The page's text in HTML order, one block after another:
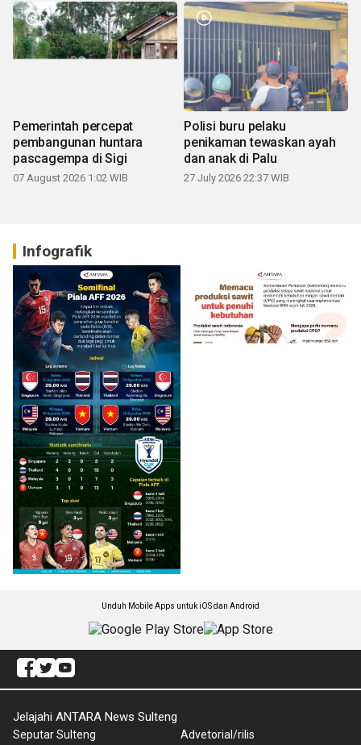
Pemerintah percepat
pembangunan huntara
pascagempa di Sigi
07 August 2026 1:02 WIB
Polisi buru pelaku
penikaman tewaskan ayah
dan anak di Palu
27 July 2026 22:37 WIB
Infografik
Unduh Mobile Apps untuk iOS dan Android
Jelajahi ANTARA News Sulteng
Seputar Sulteng Advetorial/rilis